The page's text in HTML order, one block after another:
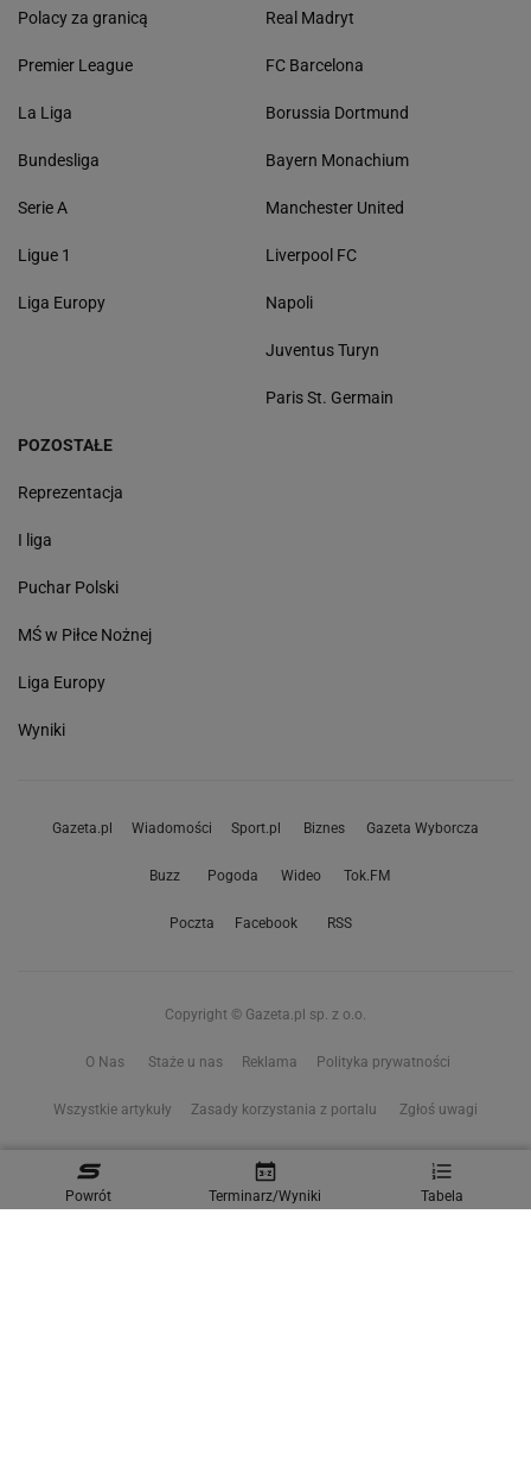
Powrót Terminarz/Wyniki Tabela
Polacy za granicą
Premier League
La Liga
Bundesliga
Serie A
Ligue 1
Liga Europy
Real Madryt
FC Barcelona
Borussia Dortmund
Bayern Monachium
Manchester United
Liverpool FC
Napoli
Juventus Turyn
Paris St. Germain
POZOSTAŁE
Reprezentacja
I liga
Puchar Polski
MŚ w Piłce Nożnej
Liga Europy
Wyniki
Gazeta.pl Wiadomości Sport.pl Biznes Gazeta Wyborcza
Buzz Pogoda Wideo Tok.FM
Poczta Facebook RSS
Copyright © Gazeta.pl sp. z o.o.
O Nas Staże u nas Reklama Polityka prywatności
Wszystkie artykuły Zasady korzystania z portalu Zgłoś uwagi